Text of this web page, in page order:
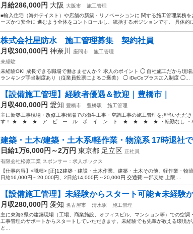
月給286,000円 大阪 大阪市
施工管理
■輸入住宅（海外テイスト）や店舗の新築・リノベーションに 関する施工管理業務
ーズかつ安全に 進むよう全体をコントロールし、統括するポジションです。 具体
株式会社星防水 施工管理募集 契約社員
月収300,000円 神奈川 座間市
施工管理
未経験
未経験OK! 成長できる職場で働きませんか？ 求人のポイント ◯ 自社施工だから現
ランキング手当制度あり（従業員投票によるご褒美） ◯ iDeCoプラス加入制度 ◯...
【設備施工管理】経験者優遇＆歓迎｜豊橋市｜
月収400,000円 愛知 豊橋市 豊橋駅
施工管理
主に新築工事現場・改修工事現場での衛生工事・空調工事の施工管理を担当いただ
す！ ★ ★ ★ ア ピ ー ル ポ イ ン ト ★ ★ ★ ★ ・転勤なし ・車通勤
建築・土木/建築・土木系/軽作業・物流系 17時退社
日給1万6,000円～2万円 東京都 足立区 正社員
有限会社松原工業 スポンサー：求人ボックス
【仕事内容】<職種> [正]12建築・建設・土木作業、建築・土木その他、軽作業・物
日給16,000円～20,000円、2日給14,000円～20,000円 交通費:一部支給 上限:...
【設備施工管理】未経験からスタート可能★未経験
月収280,000円 愛知 名古屋市 清水駅
施工管理
主に東海3県の建築現場（工場、商業施設、オフィスビル、マンション等）での空調
工事管理のサポートからスタートしていただきます。未経験でも先輩が教える環境
と...